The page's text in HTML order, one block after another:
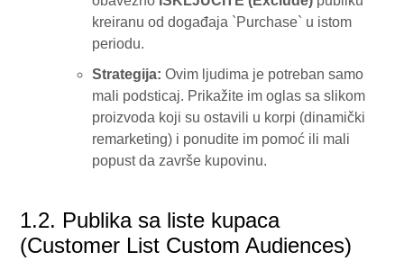
kreiranu od događaja `Purchase` u istom
periodu.
Strategija: Ovim ljudima je potreban samo
mali podsticaj. Prikažite im oglas sa slikom
proizvoda koji su ostavili u korpi (dinamički
remarketing) i ponudite im pomoć ili mali
popust da završe kupovinu.
1.2. Publika sa liste kupaca
(Customer List Custom Audiences)